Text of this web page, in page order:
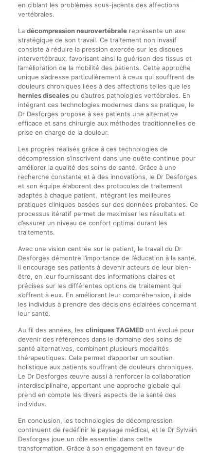
en ciblant les problèmes sous-jacents des affections
vertébrales.
La décompression neurovertébralereprésente un axe
stratégique de son travail. Ce traitement non invasif
consiste à réduire la pression exercée sur les disques
intervertébraux, favorisant ainsi la guérison des tissus et
l’amélioration de la mobilité des patients. Cette approche
unique s’adresse particulièrement à ceux qui souffrent de
douleurs chroniques liées à des affections telles que les
hernies discalesou d’autres pathologies vertébrales. En
intégrant ces technologies modernes dans sa pratique, le
Dr Desforges propose à ses patients une alternative
efficace et sans chirurgie aux méthodes traditionnelles de
prise en charge de la douleur.
Les progrès réalisés grâce à ces technologies de
décompression s’inscrivent dans une quête continue pour
améliorer la qualité des soins de santé. Grâce à une
recherche constante et à des innovations, le Dr Desforges
et son équipe élaborent des protocoles de traitement
adaptés à chaque patient, intégrant les meilleures
pratiques cliniques basées sur des données probantes. Ce
processus itératif permet de maximiser les résultats et
d’assurer un niveau de confort optimal durant les
traitements.
Avec une vision centrée sur le patient, le travail du Dr
Desforges démontre l’importance de l’éducation à la santé.
Il encourage ses patients à devenir acteurs de leur bien-
être, en leur fournissant des informations claires et
précises sur les différentes options de traitement qui
s’offrent à eux. En améliorant leur compréhension, il aide
les individus à prendre des décisions éclairées concernant
leur santé.
Au fil des années, les cliniques TAGMEDont évolué pour
devenir des références dans le domaine des soins de
santé alternatives, combinant plusieurs modalités
thérapeutiques. Cela permet d’apporter un soutien
holistique aux patients souffrant de douleurs chroniques.
Le Dr Desforges œuvre aussi à renforcer la collaboration
interdisciplinaire, apportant une approche globale qui
prend en compte les divers aspects de la santé des
individus.
En conclusion, les technologies de décompression
continuent de redéfinir le paysage médical, et le Dr Sylvain
Desforges joue un rôle essentiel dans cette
transformation. Grâce à son engagement en faveur de